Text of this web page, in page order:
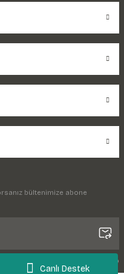
Canlı Destek
bültenimize abone
ile korunmaktadır.